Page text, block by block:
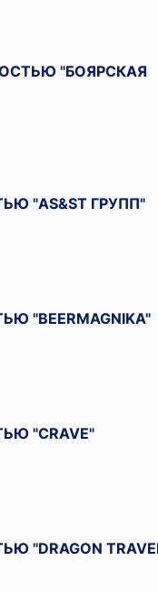
"БОЯРСКАЯ
"AS&ST ГРУПП"
"BEERMAGNIKA"
"CRAVE"